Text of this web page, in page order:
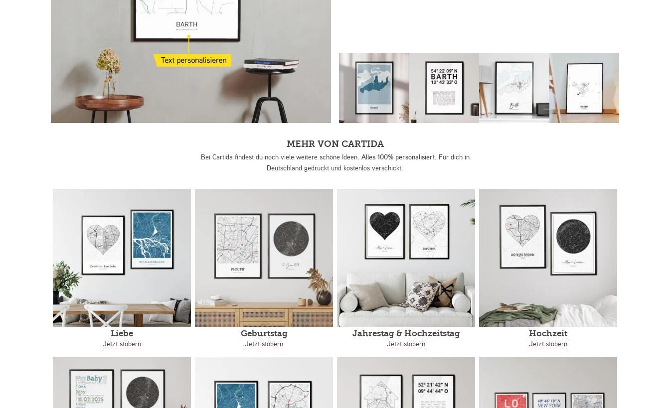
MEHR VON CARTIDA
Bei Cartida findest du noch viele weitere schöne Ideen. Alles 100% personalisiert. Für dich in
Deutschland gedruckt und kostenlos verschickt.
Liebe
Jetzt stöbern
Geburtstag
Jetzt stöbern
Jahrestag& Hochzeitstag
Jetzt stöbern
Hochzeit
Jetzt stöbern